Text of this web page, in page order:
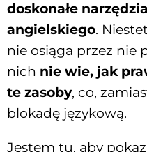
doskonałe
angielskiego.
nie osiąga przez nie
nich nie wie, jak
te zasoby, co,
blokadę językową.
Jestem tu, aby